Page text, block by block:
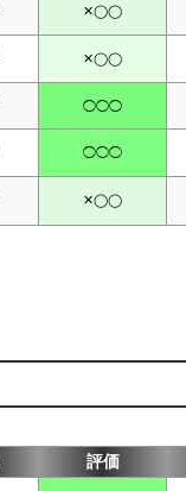
✕◯◯
✕◯◯
◯◯◯
◯◯◯
✕◯◯
評価